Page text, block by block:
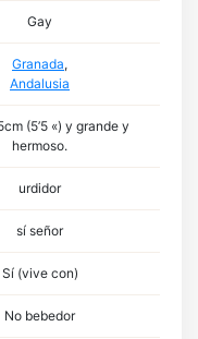
Gay
Granada,
Andalusia
(5’5 «) y grande y
hermoso.
urdidor
sí señor
Sí (vive con)
No bebedor